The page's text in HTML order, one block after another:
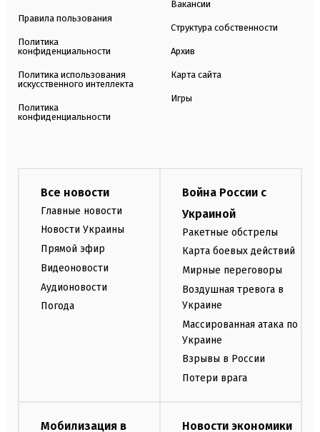
Правила пользования
Политика
конфиденциальности
Политика использования
искусственного интеллекта
Политика
конфиденциальности
Вакансии
Структура собственности
Архив
Карта сайта
Игры
Все новости
Главные новости
Новости Украины
Прямой эфир
Видеоновости
Аудионовости
Погода
Война России с
Украиной
Ракетные обстрелы
Карта боевых действий
Мирные переговоры
Воздушная тревога в
Украине
Массированная атака по
Украине
Взрывы в России
Потери врага
Мобилизация в
Новости экономики